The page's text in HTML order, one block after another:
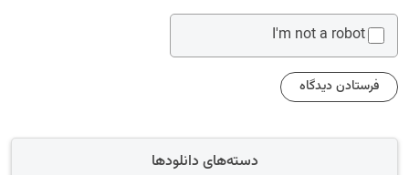
I'm not a robot
دسته‌های دانلودها